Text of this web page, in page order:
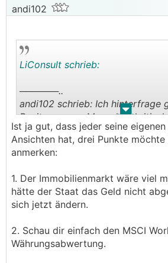
andi102
. .
LiConsult schrieb:
──────..
andi102 schrieb: Ich hinterfrage
Positonen von Menschen
Branche sind". Ein
sagen, dass das billigere Auto
ebenso ein Fahrradverkäufer.
keine Erhöhung sinnvoll wäre,
Vergangenheit höher erhöht
budgetär einfach nötig ist.
Preist ein Auto- oder
Ist ja gut, dass jeder seine
Ansichten hat, drei Punkte
anmerken:
1. Der Immobilienmarkt wäre viel
hätte der Staat das Geld nicht
sich jetzt ändern.
2. Schau dir einfach den MSCI
Währungsabwertung.